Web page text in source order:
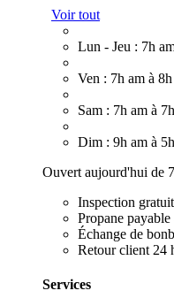
Voir tout
Lun - Jeu : 7h
Ven : 7h am à
Sam : 7h am à
Dim : 9h am à
Ouvert aujourd'hui de
Inspection
Propane
Échange de
Retour client 24
Services